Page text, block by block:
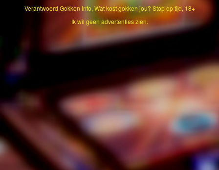
Verantwoord Gokken Info, Wat kost gokken jou? Stop op tijd, 18+
Ik wil geen advertenties zien.